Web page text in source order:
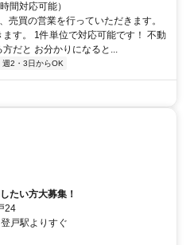
間対応可能）
売買の営業を行っていただきます。
す。 1件単位で対応可能です！ 不動
だと お分かりになると...
週2・3日からOK
たい方大募集！
24
戸駅よりすぐ